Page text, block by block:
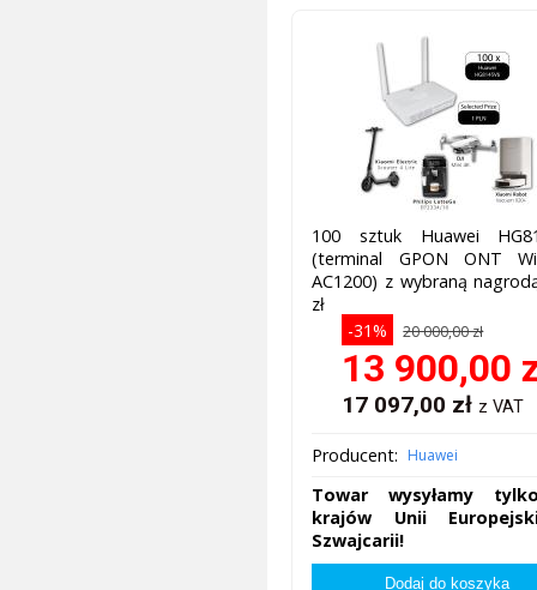
100 sztuk Huawei
(terminal GPON ONT
AC1200) z wybraną
zł
-31%
20 000,00 zł
13 900,00
17 097,00 zł z VAT
Producent: Huawei
Towar wysyłamy
krajów Unii
Szwajcarii!